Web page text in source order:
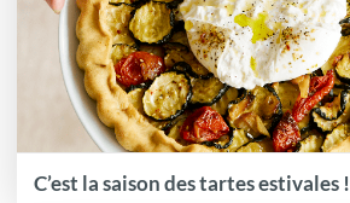
C’est la saison des tartes estivales !